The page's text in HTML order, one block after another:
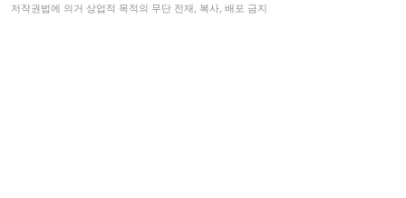
저작권법에 의거 상업적 목적의 무단 전재, 복사, 배포 금지